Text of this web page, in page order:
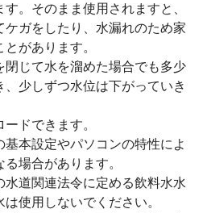
。そのまま使用されますと、
ケガをしたり、水漏れのため家
があります。
閉じて水を溜めた場合でも多少
少しずつ水位は下がっていき
ドできます。
本設定やパソコンの特性によ
場合があります。
水道関連法令に定める飲料水水
使用しないでください。